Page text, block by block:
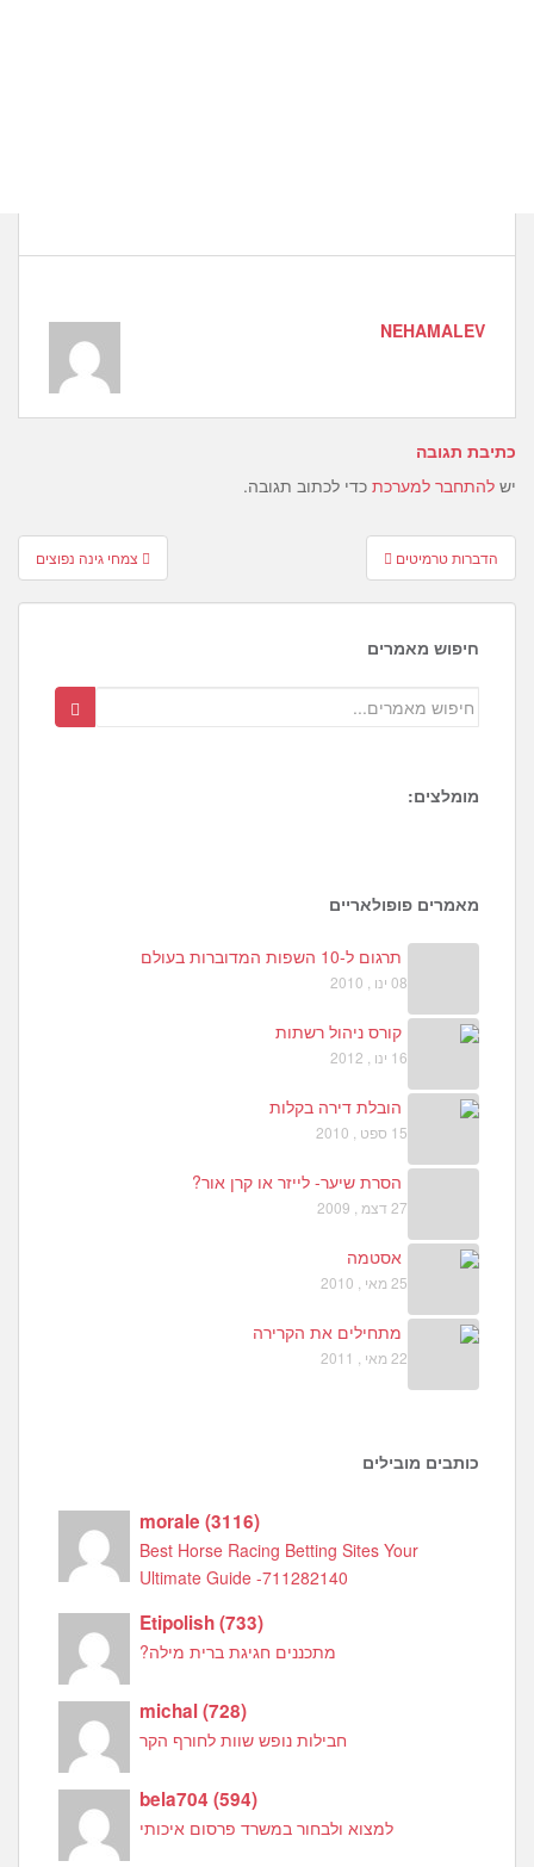
NEHAMALEV
כתיבת תגובה
יש להתחבר למערכת כדי לכתוב תגובה.
Post
navigation
צמחי גינה נפוצים הדברות טרמיטים
חיפוש מאמרים
מומלצים:
7
מאמרים פופולאריים
תרגום ל-10 השפות המדוברות בעולם
08 ינו , 2010
קורס ניהול רשתות
16 ינו , 2012
הובלת דירה בקלות
15 ספט , 2010
הסרת שיער- לייזר או קרן אור?
27 דצמ , 2009
אסטמה
25 מאי , 2010
מתחילים את הקרירה
22 מאי , 2011
כותבים מובילים
morale(3116)
Best Horse Racing Betting Sites Your
Ultimate Guide -711282140
Etipolish(733)
מתכננים חגיגת ברית מילה?
michal(728)
חבילות נופש שוות לחורף הקר
bela704(594)
למצוא ולבחור במשרד פרסום איכותי